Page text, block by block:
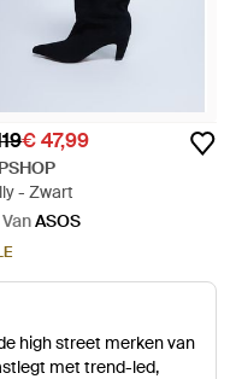
€ 47,99
- Zwart
VanASOS
high street merken van
met trend-led,